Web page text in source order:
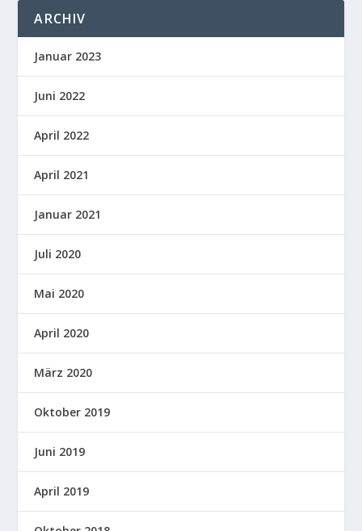
ARCHIV
Januar 2023
Juni 2022
April 2022
April 2021
Januar 2021
Juli 2020
Mai 2020
April 2020
März 2020
Oktober 2019
Juni 2019
April 2019